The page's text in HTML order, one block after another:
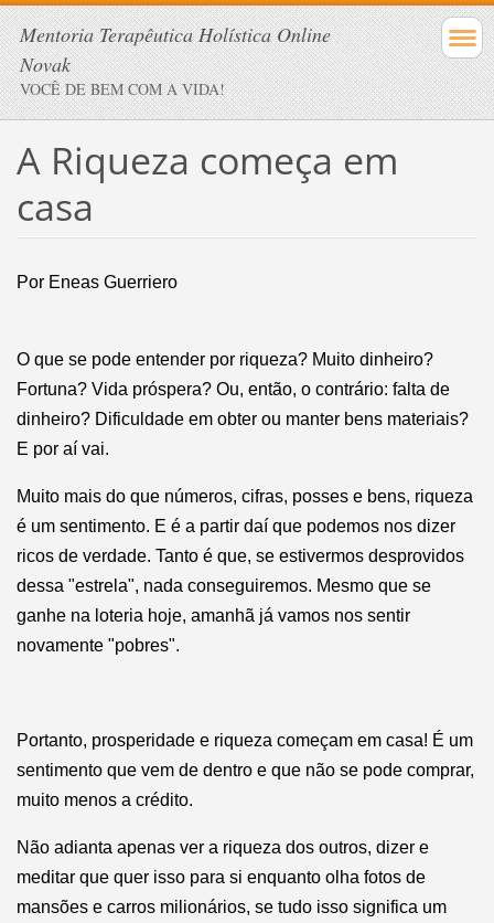
Mentoria Terapêutica Holística Online
Novak
VOCÊ DE BEM COM A VIDA!
A Riqueza começa em
casa
Por Eneas Guerriero
O que se pode entender por riqueza? Muito dinheiro?
Fortuna? Vida próspera? Ou, então, o contrário: falta de
dinheiro? Dificuldade em obter ou manter bens materiais?
E por aí vai.
Muito mais do que números, cifras, posses e bens, riqueza
é um sentimento. E é a partir daí que podemos nos dizer
ricos de verdade. Tanto é que, se estivermos desprovidos
dessa "estrela", nada conseguiremos. Mesmo que se
ganhe na loteria hoje, amanhã já vamos nos sentir
novamente "pobres".
Portanto, prosperidade e riqueza começam em casa! É um
sentimento que vem de dentro e que não se pode comprar,
muito menos a crédito.
Não adianta apenas ver a riqueza dos outros, dizer e
meditar que quer isso para si enquanto olha fotos de
mansões e carros milionários, se tudo isso significa um